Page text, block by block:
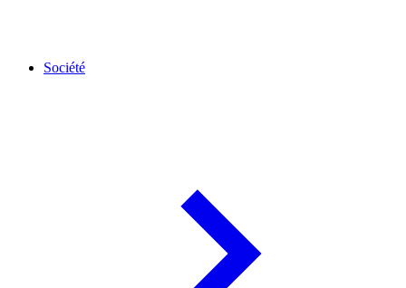
Société